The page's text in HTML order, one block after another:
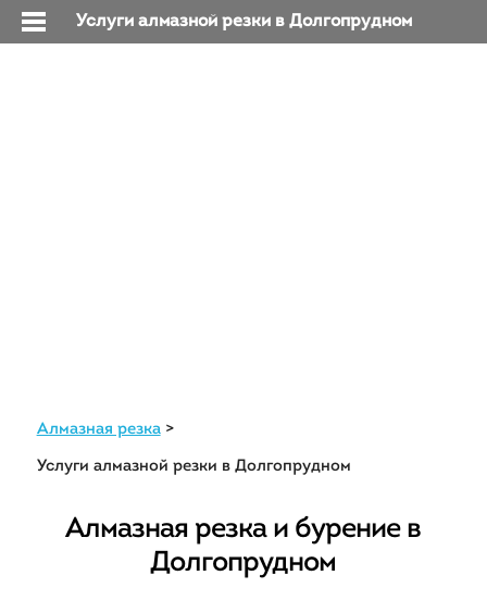
Услуги алмазной резки в Долгопрудном
Алмазная резка
Услуги алмазной резки в Долгопрудном
Алмазная резка и бурение в
Долгопрудном